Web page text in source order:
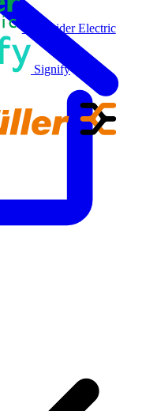
Schneider Electric
Signify